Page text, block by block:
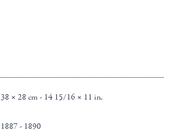
38 × 28 cm - 14 15/16 × 11 in.
1887 - 1890